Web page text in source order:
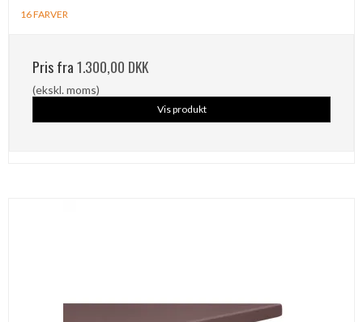
16 FARVER
Pris fra1.300,00 DKK
(ekskl. moms)
Vis produkt